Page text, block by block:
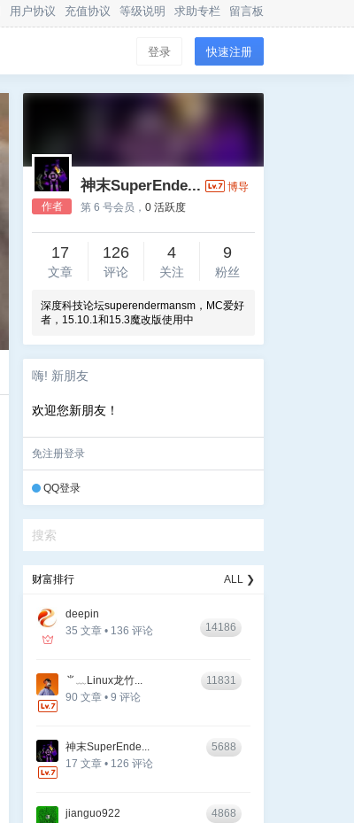
用户协议 充值协议 等级说明 求助专栏 留言板
登录 快速注册
作者
神末SuperEnde...
博导
第 6 号会员，0 活跃度
17
文章
126
评论
4
关注
9
粉丝
深度科技论坛superendermansm，MC爱好
者，15.10.1和15.3魔改版使用中
嗨! 新朋友
欢迎您新朋友！
免注册登录
QQ登录
财富排行 ALL ❯
deepin
35 文章 • 136 评论
14186
⺌﹏Linux龙竹...
90 文章 • 9 评论
11831
神末SuperEnde...
17 文章 • 126 评论
5688
jianguo922
4868